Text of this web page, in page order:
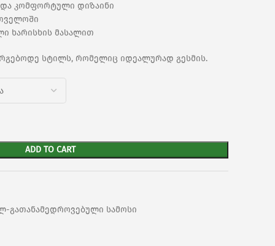
და კომფორტული დიზაინი
ხარისხის მასალით
სტილს, რომელიც იდეალურად გესმის.
ADD TO CART
გათანამედროვებული სამოსი